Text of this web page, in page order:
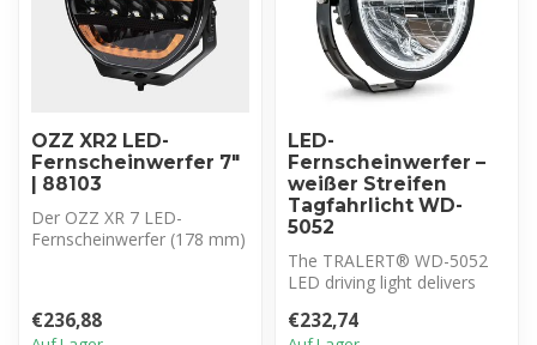
OZZ XR2 LED-
Fernscheinwerfer 7″
| 88103
Der OZZ XR 7 LED-
Fernscheinwerfer (178 mm)
€236,88
LED-
Fernscheinwerfer –
weißer Streifen
Tagfahrlicht WD-
5052
The TRALERT® WD-5052
LED driving light delivers
Beam and...
€232,74